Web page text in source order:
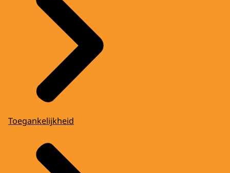
Toegankelijkheid